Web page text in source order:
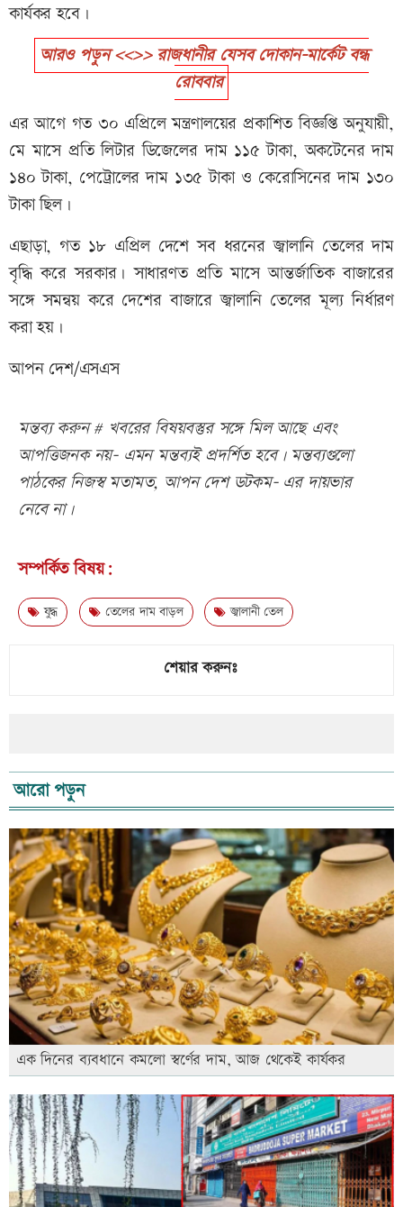
কার্যকর হবে।
আরও পড়ুন <<>> রাজধানীর যেসব দোকান-মার্কেট বন্ধ
রোববার
এর আগে গত ৩০ এপ্রিলে মন্ত্রণালয়ের প্রকাশিত বিজ্ঞপ্তি অনুযায়ী,
মে মাসে প্রতি লিটার ডিজেলের দাম ১১৫ টাকা, অকটেনের দাম
১৪০ টাকা, পেট্রোলের দাম ১৩৫ টাকা ও কেরোসিনের দাম ১৩০
টাকা ছিল।
এছাড়া, গত ১৮ এপ্রিল দেশে সব ধরনের জ্বালানি তেলের দাম
বৃদ্ধি করে সরকার। সাধারণত প্রতি মাসে আন্তর্জাতিক বাজারের
সঙ্গে সমন্বয় করে দেশের বাজারে জ্বালানি তেলের মূল্য নির্ধারণ
করা হয়।
আপন দেশ/এসএস
মন্তব্য করুন # খবরের বিষয়বস্তুর সঙ্গে মিল আছে এবং
আপত্তিজনক নয়- এমন মন্তব্যই প্রদর্শিত হবে। মন্তব্যগুলো
পাঠকের নিজস্ব মতামত, আপন দেশ ডটকম- এর দায়ভার
নেবে না।
সম্পর্কিত বিষয়:
যুদ্ধ তেলের দাম বাড়ল জ্বালানী তেল
শেয়ার করুনঃ
আরো পড়ুন
এক দিনের ব্যবধানে কমলো স্বর্ণের দাম, আজ থেকেই কার্যকর